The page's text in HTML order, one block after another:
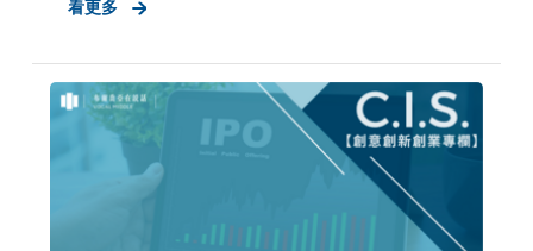
MWC巴塞隆納世界行動通訊大會的Pitch2Pitch競賽中
創企業，憑藉其獨家創意靈感生成式AI【ADGo】，
不僅站上了世界級舞台，更在短短數週內創造了近
千則輿情聲量、萬筆的網站流量，以及50多個潛在
客戶洽詢。
看更多